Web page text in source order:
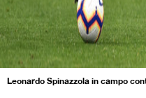
Leonardo Spinazzola in campo